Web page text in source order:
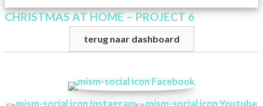
CHRISTMAS AT HOME – PROJECT 6
terug naar dashboard